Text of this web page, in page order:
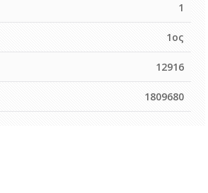
1
1ος
12916
1809680